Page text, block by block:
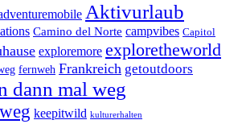
Aktivurlaub
Camino del Norte campvibes Capitol
exploremore exploretheworld
fernweh Frankreich getoutdoors
dann mal weg
keepitwild kulturerhalten